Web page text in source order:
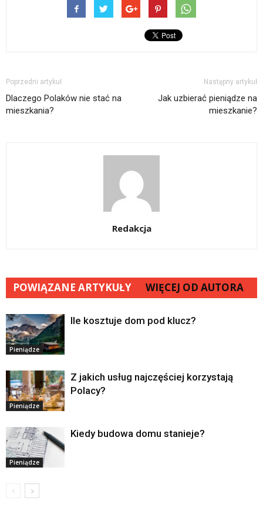
Poprzedni artykuł
Dlaczego Polaków nie stać na
mieszkania?
Następny artykuł
Jak uzbierać pieniądze na
mieszkanie?
Redakcja
POWIĄZANE ARTYKUŁY WIĘCEJ OD AUTORA
Pieniądze
Ile kosztuje dom pod klucz?
Pieniądze
Z jakich usług najczęściej korzystają
Polacy?
Pieniądze
Kiedy budowa domu stanieje?